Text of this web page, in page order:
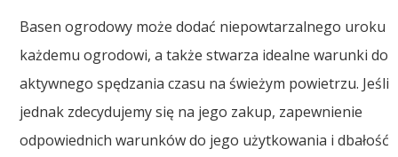
Basen ogrodowy może dodać niepowtarzalnego uroku
każdemu ogrodowi, a także stwarza idealne warunki do
aktywnego spędzania czasu na świeżym powietrzu. Jeśli
jednak zdecydujemy się na jego zakup, zapewnienie
odpowiednich warunków do jego użytkowania i dbałość